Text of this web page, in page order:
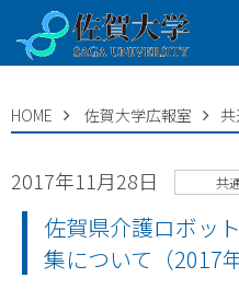
HOME 佐賀大学広報室 共
2017年11月28日 共
佐賀県介護ロボッ
集について（2017